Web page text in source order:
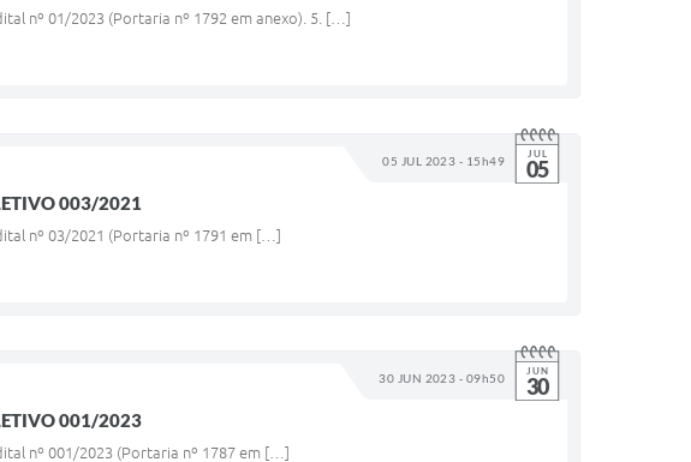
nº 01/2023 (Portaria nº 1792 em anexo). 5. […]
05 JUL 2023 - 15h49 JUL
05
003/2021
nº 03/2021 (Portaria nº 1791 em […]
30 JUN 2023 - 09h50 JUN
30
001/2023
nº 001/2023 (Portaria nº 1787 em […]